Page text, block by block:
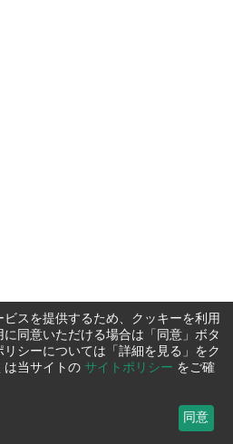
スを提供するため、クッキーを利用
同意いただける場合は「同意」ボタ
シーについては「詳細を見る」をク
は当サイトの サイトポリシー をご確
同意